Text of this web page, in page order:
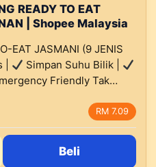
READY TO EAT
| Shopee Malaysia
EAT JASMANI (9 JENIS
|
Simpan Suhu Bilik |
Friendly Tak…
RM 7.09
Beli